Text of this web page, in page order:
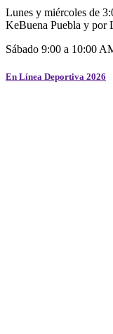
Lunes y miércoles de
KeBuena Puebla y por
Sábado 9:00 a 10:00
En Línea Deportiva 2026